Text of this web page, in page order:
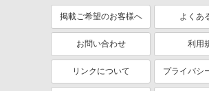
株式会社テクノ・サービス/お仕事No/0889745
部品の組付け
時給1300円交通費全額支
福島県福島市 ＊車・バイ
掲載ご希望のお客様へ よくあ
お問い合わせ 利用
リンクについて プライバシ